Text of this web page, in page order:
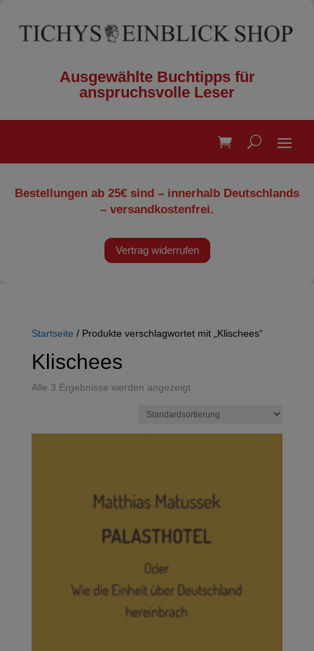
Ausgewählte Buchtipps für
anspruchsvolle Leser
Bestellungen ab 25€ sind – innerhalb Deutschlands
– versandkostenfrei.
Vertrag widerrufen
Startseite / Produkte verschlagwortet mit „Klischees“
Klischees
Alle 3 Ergebnisse werden angezeigt